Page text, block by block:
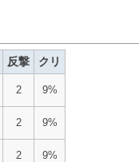
反撃 クリ
2 9%
2 9%
2 9%